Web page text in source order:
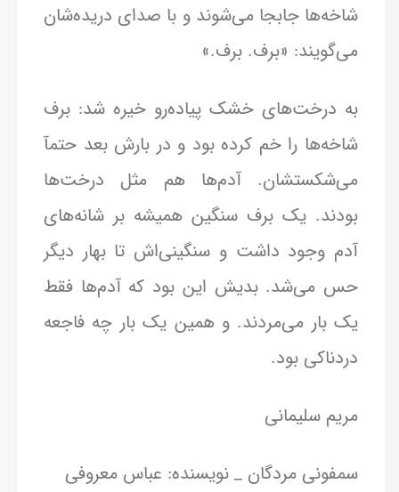
شاخه‌ها جابجا می‌شوند و با صدای دریده‌شان
می‌گویند: «برف. برف.»
به درخت‌های خشک پیاده‌رو خیره شد: برف
شاخه‌ها را خم کرده بود و در بارش بعد حتمآ
می‌شکستشان. آدم‌ها هم مثل درخت‌ها
بودند. یک برف سنگین همیشه بر شانه‌های
آدم وجود داشت و سنگینی‌اش تا بهار دیگر
حس می‌شد. بدیش این بود که آدم‌ها فقط
یک بار می‌مردند. و همین یک بار چه فاجعه
دردناکی بود.
مریم سلیمانی
سمفونی مردگان _ نویسنده: عباس معروفی